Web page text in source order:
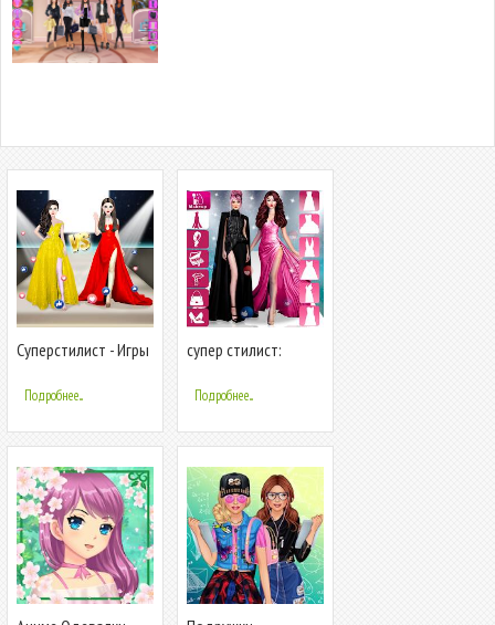
Суперстилист - Игры
Подробнее...
супер стилист:
Подробнее...